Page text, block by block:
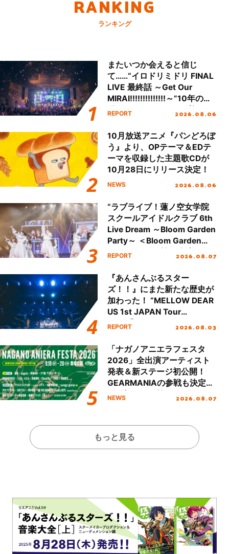
RANKING
ランキング
またいつか会えると信じ
て……“イロドリミドリ FINAL
LIVE 最終話 ～Get Our
MIRAI!!!!!!!!!!!!!!～”10年の活
動を経てファイナルを迎える
REPORT 2026.08.06
10月放送アニメ『パンどろぼ
う』より、OPテーマ＆EDテ
ーマを収録した主題歌CDが
10月28日にリリース決定！
NEWS 2026.08.06
“ラブライブ！蓮ノ空女学院
スクールアイドルクラブ 6th
Live Dream ～Bloom Garden
Party～ ＜Bloom Garden
Party Stage／埼玉公演＞”
REPORT 2026.08.07
『あんさんぶるスター
ズ！！』にまた新たな歴史が
加わった！ “MELLOW DEAR
US 1st JAPAN Tour
Final「NICE to meet YOU
ート!!
REPORT 2026.08.03
「ナガノアニエラフェスタ
2026」全出演アーティスト
発表＆新ステージ初公開！
GEARMANIAの参戦も決定
し、初となる第3ステージの
NEWS 2026.08.07
もっと見る